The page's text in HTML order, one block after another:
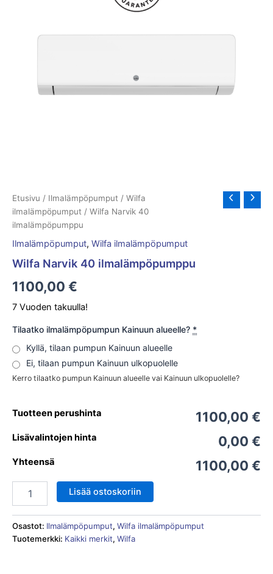
Etusivu / Ilmalämpöpumput / Wilfa
ilmalämpöpumput / Wilfa Narvik 40
ilmalämpöpumppu
Ilmalämpöpumput, Wilfa ilmalämpöpumput
Wilfa Narvik 40 ilmalämpöpumppu
1100,00 €
7 Vuoden takuulla!
Tilaatko ilmalämpöpumpun Kainuun alueelle? *
Kyllä, tilaan pumpun Kainuun alueelle
Ei, tilaan pumpun Kainuun ulkopuolelle
Kerro tilaatko pumpun Kainuun alueelle vai Kainuun ulkopuolelle?
Tuotteen perushinta 1100,00 €
Lisävalintojen hinta 0,00 €
Yhteensä 1100,00 €
Lisää ostoskoriin
Osastot: Ilmalämpöpumput, Wilfa ilmalämpöpumput
Tuotemerkki: Kaikki merkit, Wilfa